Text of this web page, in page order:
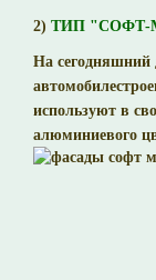
2) ТИП
На сегодняшний
используют в
алюминиевого